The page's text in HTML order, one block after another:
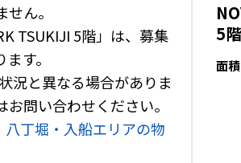
ん。
TSUKIJI 5階」は、募集
す。
況と異なる場合がありま
お問い合わせください。
八丁堀・入船エリアの物
5
面積